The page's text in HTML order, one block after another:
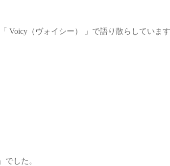
Voicy（ヴォイシー） 」で語り散らしていま
した。